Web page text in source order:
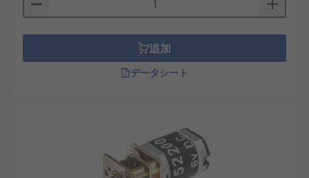
装置など、高速起動が要求される現場で多く採用さ
れています。
さらに、制御回路が比較的シンプルであるため、
IoTデバイスや自動化システムなど、設計コストを
DCモーターとサーボモーターの違い
追加
データシート